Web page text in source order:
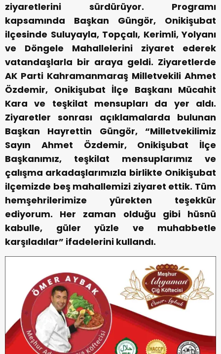
ziyaretlerini sürdürüyor. Programı
kapsamında Başkan Güngör, Onikişubat
ilçesinde Suluyayla, Topçalı, Kerimli, Yolyanı
ve Döngele Mahallelerini ziyaret ederek
vatandaşlarla bir araya geldi. Ziyaretlerde
AK Parti Kahramanmaraş Milletvekili Ahmet
Özdemir, Onikişubat İlçe Başkanı Mücahit
Kara ve teşkilat mensupları da yer aldı.
Ziyaretler sonrası açıklamalarda bulunan
Başkan Hayrettin Güngör, “Milletvekilimiz
Sayın Ahmet Özdemir, Onikişubat İlçe
Başkanımız, teşkilat mensuplarımız ve
çalışma arkadaşlarımızla birlikte Onikişubat
ilçemizde beş mahallemizi ziyaret ettik. Tüm
hemşehrilerimize yürekten teşekkür
ediyorum. Her zaman olduğu gibi hüsnü
kabulle, güler yüzle ve muhabbetle
karşıladılar” ifadelerini kullandı.